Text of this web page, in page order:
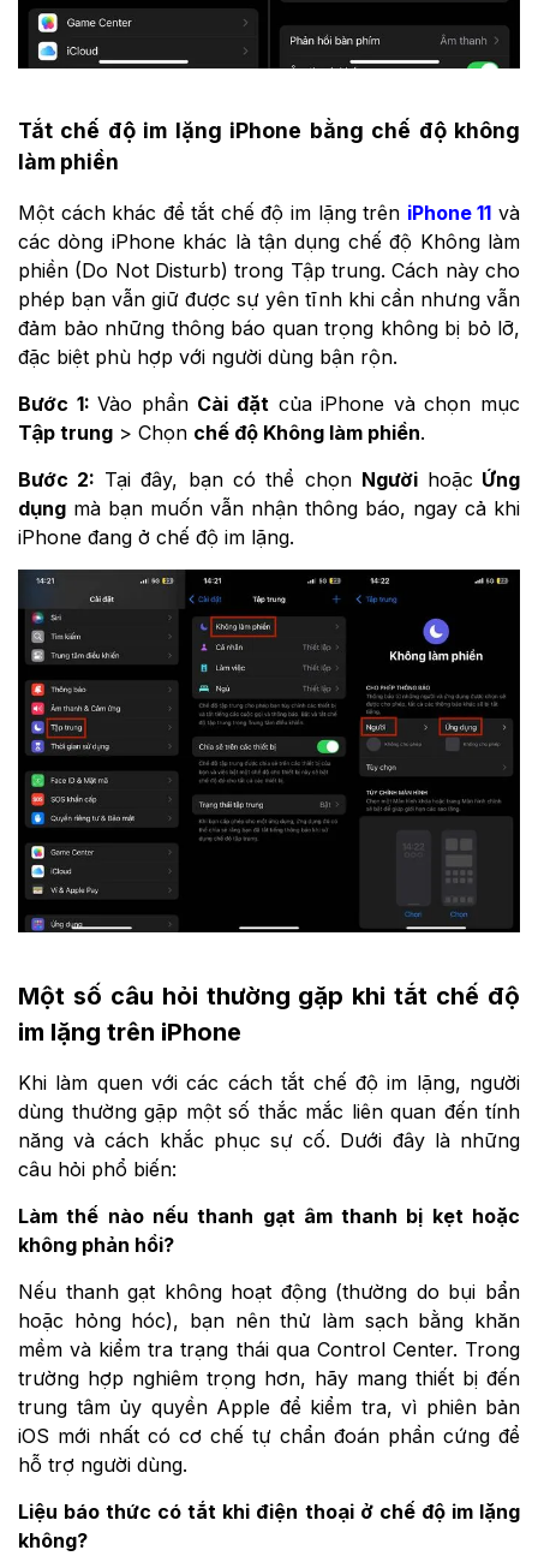
Tắt chế độ im lặng iPhone bằng chế độ không
làm phiền
Một cách khác để tắt chế độ im lặng trên iPhone 11 và
các dòng iPhone khác là tận dụng chế độ Không làm
phiền (Do Not Disturb) trong Tập trung. Cách này cho
phép bạn vẫn giữ được sự yên tĩnh khi cần nhưng vẫn
đảm bảo những thông báo quan trọng không bị bỏ lỡ,
đặc biệt phù hợp với người dùng bận rộn.
Bước 1:Vào phần Cài đặt của iPhone và chọn mục
Tập trung > Chọn chế độ Không làm phiền.
Bước 2: Tại đây, bạn có thể chọn Người hoặc Ứng
dụng mà bạn muốn vẫn nhận thông báo, ngay cả khi
iPhone đang ở chế độ im lặng.
Một số câu hỏi thường gặp khi tắt chế độ
im lặng trên iPhone
Khi làm quen với các cách tắt chế độ im lặng, người
dùng thường gặp một số thắc mắc liên quan đến tính
năng và cách khắc phục sự cố. Dưới đây là những
câu hỏi phổ biến:
Làm thế nào nếu thanh gạt âm thanh bị kẹt hoặc
không phản hồi?
Nếu thanh gạt không hoạt động (thường do bụi bẩn
hoặc hỏng hóc), bạn nên thử làm sạch bằng khăn
mềm và kiểm tra trạng thái qua Control Center. Trong
trường hợp nghiêm trọng hơn, hãy mang thiết bị đến
trung tâm ủy quyền Apple để kiểm tra, vì phiên bản
iOS mới nhất có cơ chế tự chẩn đoán phần cứng để
hỗ trợ người dùng.
Liệu báo thức có tắt khi điện thoại ở chế độ im lặng
không?